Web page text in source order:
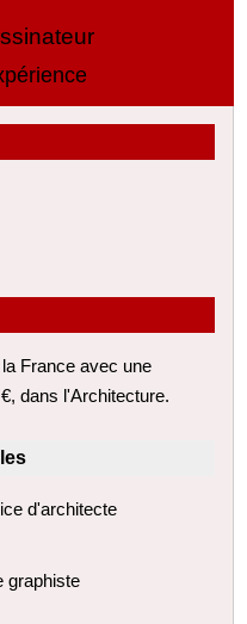
France avec une
dans l'Architecture.
d'architecte
graphiste